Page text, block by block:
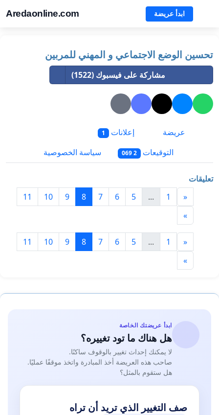
Aredaonline.com ابدأ عريضة
تحسين الوضع الاجتماعي و المهني للمربين
مشاركة على فيسبوك (1522)
عريضة إعلانات 1
التوقيعات 2 069 سياسة الخصوصية
تعليقات
«
1
...
5
6
7
8
9
10
11
»
«
1
...
5
6
7
8
9
10
11
»
ابدأ عريضتك الخاصة
هل هناك ما تود تغييره؟
لا يمكنك إحداث تغيير بالوقوف ساكنًا.
صاحب هذه العريضة أخذ المبادرة واتخذ موقفًا عمليًا.
هل ستقوم بالمثل؟
صف التغيير الذي تريد أن تراه